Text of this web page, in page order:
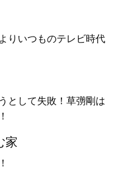
りいつものテレビ時代
として失敗！草彅剛は
家